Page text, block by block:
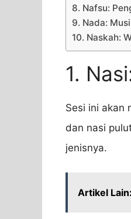
8. Nafsu:
9. Nada:
10. Naskah:
1.
Sesi ini akan
dan nasi
jenisnya.
Artikel Lain: